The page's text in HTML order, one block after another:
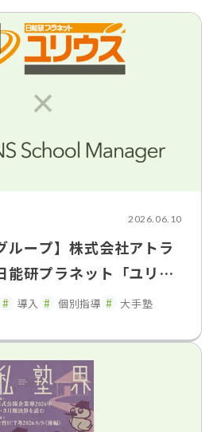
2026.06.10
ループ】株式会社アトラ
能研プラネット「ユリウ
東京・埼玉の 一部教室で
ル導入・運用開始
導入 個別指導 大手塾